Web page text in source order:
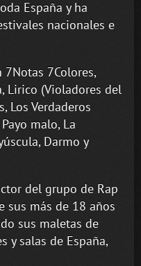
España y ha
nacionales e
7Notas 7Colores,
Lirico (Violadores del
Los Verdaderos
malo, La
Darmo y
del grupo de Rap
sus más de 18 años
sus maletas de
y salas de España,